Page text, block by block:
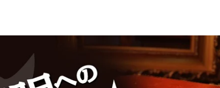
トピックス
お知らせ
イベント・グッズ
YouTube